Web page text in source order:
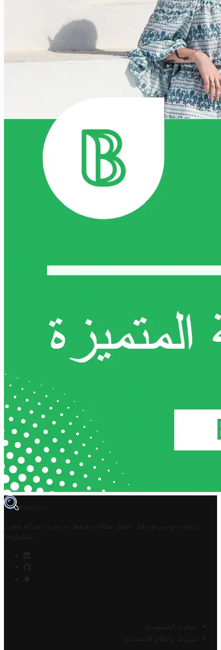
TROVIT
تروفيت تونس هو دليل أعمال تملكه وتحتفظ به وتديره
شركة مخزن
التكنولوجيا
سياسة الخصوصية
شروط وأحكام الاستخدام